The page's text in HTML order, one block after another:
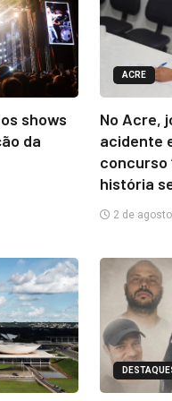
shows
da
ACRE
No Acre,
acidente
concurso
história
2 de